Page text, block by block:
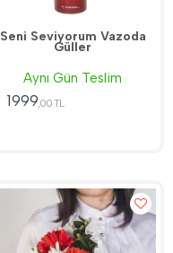
Seni Seviyorum Vazoda
Güller
Aynı Gün Teslim
1999 ,00 TL